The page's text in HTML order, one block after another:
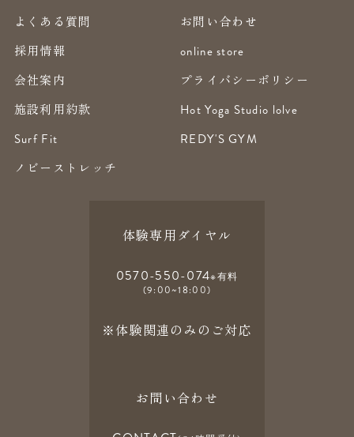
よくある質問
お問い合わせ
採用情報
online store
会社案内
プライバシーポリシー
施設利用約款
Hot Yoga Studio lolve
Surf Fit
REDY'S GYM
ノビーストレッチ
体験専用ダイヤル
0570-550-074※有料
(9:00~18:00)
※体験関連のみのご対応
お問い合わせ